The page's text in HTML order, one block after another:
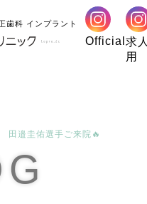
歯科 インプラント
Official求人
用
田邉圭佑選手ご来院🔥